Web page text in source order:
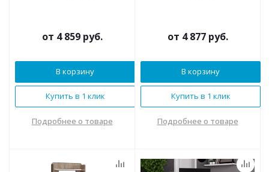
от 4 859 руб.
В корзину
Купить в 1 клик
Подробнее о товаре
от 4 877 руб.
В корзину
Купить в 1 клик
Подробнее о товаре